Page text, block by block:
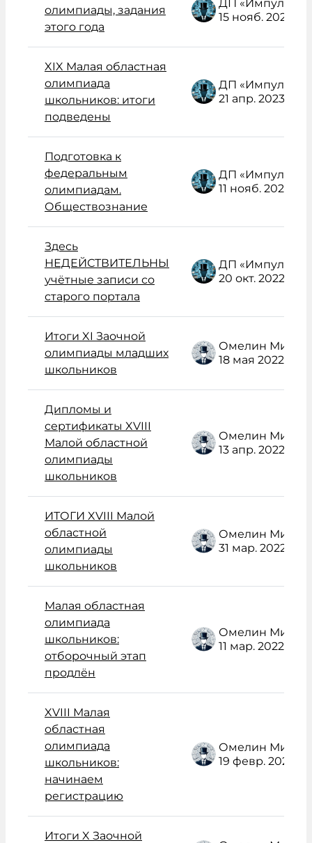
олимпиады, задания
этого года
15 нояб. 2023
XIX Малая областная
олимпиада
школьников: итоги
подведены
21 апр. 2023
Подготовка к
федеральным
олимпиадам.
Обществознание
11 нояб. 2022
Здесь
НЕДЕЙСТВИТЕЛЬНЫ
учётные записи со
старого портала
20 окт. 2022
Итоги XI Заочной
олимпиады младших
школьников
18 мая 2022
Дипломы и
сертификаты XVIII
Малой областной
олимпиады
школьников
13 апр. 2022
ИТОГИ XVIII Малой
областной
олимпиады
школьников
31 мар. 2022
Малая областная
олимпиада
школьников:
отборочный этап
продлён
11 мар. 2022
XVIII Малая
областная
олимпиада
школьников:
начинаем
регистрацию
19 февр. 2022
Итоги X Заочной